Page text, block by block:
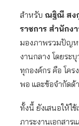
สำหรับ ณฐิณี สง
ราชการ สำนักง
มองภาพรวมปัญห
งานกลาง โดยระ
ทุกองค์กร คือ โคร
พอ และข้อจำกัด
ทั้งนี้ ยังเสนอให้ใ
ภาระงานเอกสาร